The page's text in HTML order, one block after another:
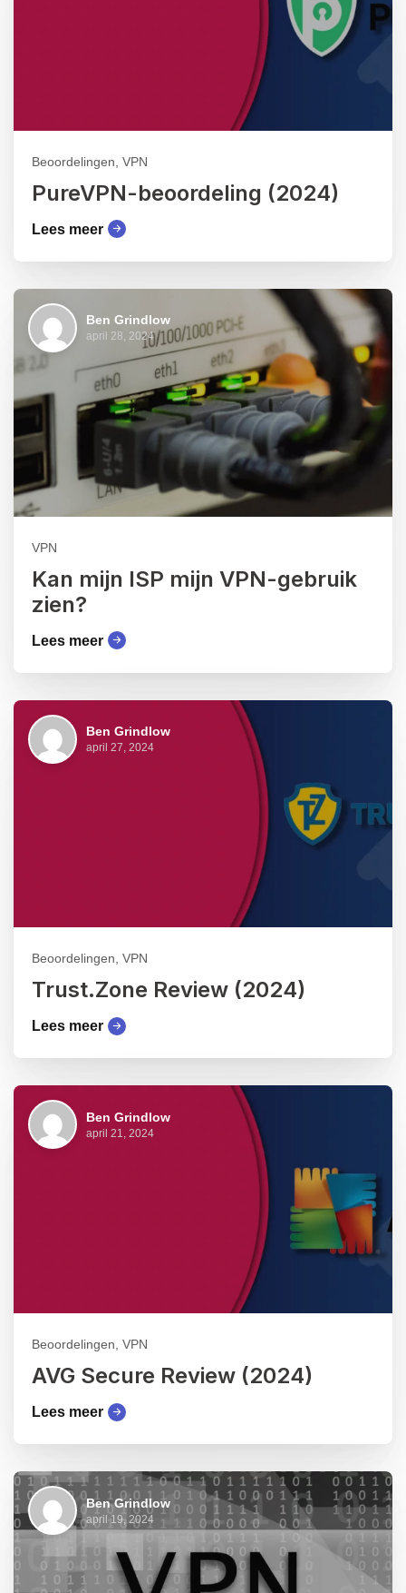
Beoordelingen, VPN
PureVPN-beoordeling (2024)
Lees meer
Ben Grindlow
april 28, 2024
VPN
Kan mijn ISP mijn VPN-gebruik
zien?
Lees meer
Ben Grindlow
april 27, 2024
Beoordelingen, VPN
Trust.Zone Review (2024)
Lees meer
Ben Grindlow
april 21, 2024
Beoordelingen, VPN
AVG Secure Review (2024)
Lees meer
Ben Grindlow
april 19, 2024